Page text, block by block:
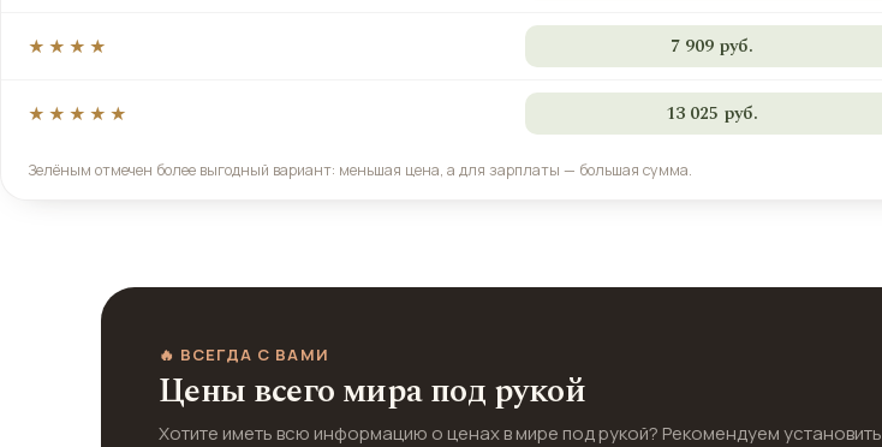
★★★★ 7 909 руб.
★★★★★ 13 025 руб.
Зелёным отмечен более выгодный вариант: меньшая цена, а для зарплаты — большая сумма.
🔥 ВСЕГДА С ВАМИ
Цены всего мира под рукой
Хотите иметь всю информацию о ценах в мире под рукой? Рекомендуем установить